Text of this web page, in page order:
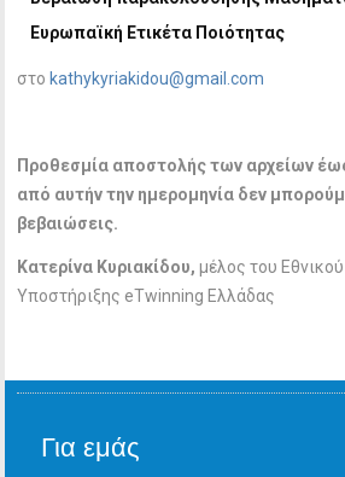
Ευρωπαϊκή Ετικέτα Ποιότητας
στο kathykyriakidou@gmail.com
Προθεσμία αποστολής των αρχείων
από αυτήν την ημερομηνία δεν
βεβαιώσεις.
Κατερίνα Κυριακίδου,μέλος του
Υποστήριξης eTwinning Ελλάδας
Για εμάς